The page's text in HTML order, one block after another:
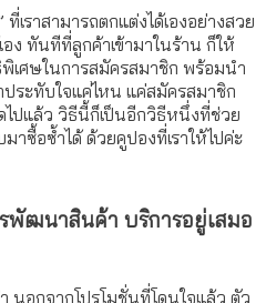
เราสามารถตกแต่งได้เองอย่างสวย
ง ทันทีที่ลูกค้าเข้ามาในร้าน ก็ให้
ศษในการสมัครสมาชิก พร้อมนำ
ระทับใจแค่ไหน แค่สมัครสมาชิก
ไปแล้ว วิธีนี้ก็เป็นอีกวิธีหนึ่งที่ช่วย
าซื้อซ้ำได้ ด้วยคูปองที่เราให้ไปค่ะ
พัฒนาสินค้า บริการอยู่เสมอ
นอกจากโปรโมชั่นที่โดนใจแล้ว ตัว